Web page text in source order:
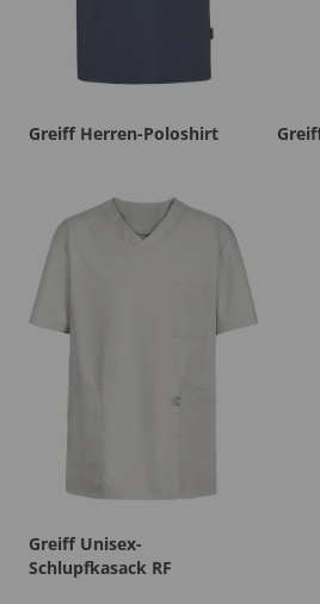
Greiff Herren-Poloshirt
Greiff Unisex-
Schlupfkasack RF